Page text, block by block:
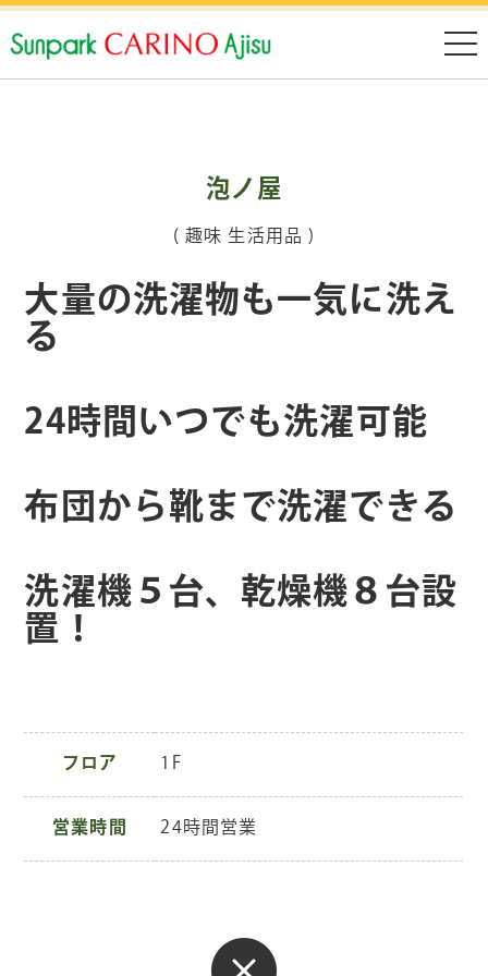
泡ノ屋
( 趣味 生活用品 )
大量の洗濯物も一気に洗え
る
24時間いつでも洗濯可能
布団から靴まで洗濯できる
洗濯機５台、乾燥機８台設
置！
フロア 1F
営業時間 24時間営業